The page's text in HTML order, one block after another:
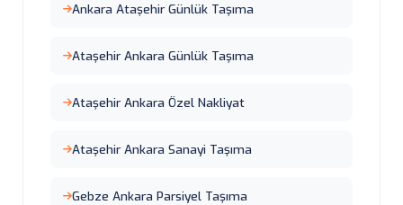
Ankara Ataşehir Günlük Taşıma
Ataşehir Ankara Günlük Taşıma
Ataşehir Ankara Özel Nakliyat
Ataşehir Ankara Sanayi Taşıma
Gebze Ankara Parsiyel Taşıma